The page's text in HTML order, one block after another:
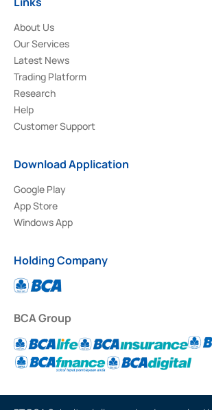
About Us
Our Services
Latest News
Trading Platform
Research
Help
Customer Support
Download Application
Google Play
App Store
Windows App
Holding Company
BCA Group